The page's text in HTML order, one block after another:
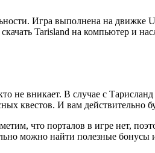
Игра выполнена на движке
Tarisland на компьютер и
не вникает. В случае с
квестов. И вам действительно
что порталов в игре нет,
можно найти полезные